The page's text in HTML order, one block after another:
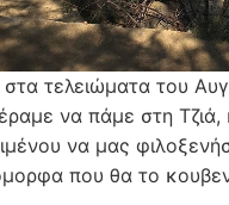
τελειώματα του
να πάμε στη Τζιά,
να μας
που θα το